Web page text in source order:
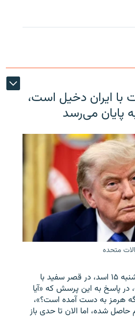
با ایران دخیل است،
پایان می‌رسد
متحده
دونالد تامپ که روز پنجشنبه ۱۵ اسد، در قصر سفید با
پاسخ به این پرسش که «آیا
هرمز به دست آمده است؟»،
شده، اما الان تا حدی باز